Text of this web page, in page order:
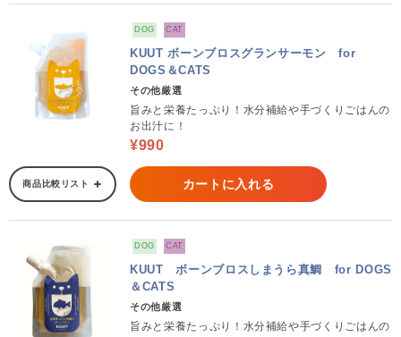
DOG CAT
KUUT ボーンブロスグランサーモン for
DOGS＆CATS
その他厳選
旨みと栄養たっぷり！水分補給や手づくりごはんの
お出汁に！
¥990
商品比較リスト カートに入れる
DOG CAT
KUUT ボーンブロスしまうら真鯛 for DOGS
＆CATS
その他厳選
旨みと栄養たっぷり！水分補給や手づくりごはんの